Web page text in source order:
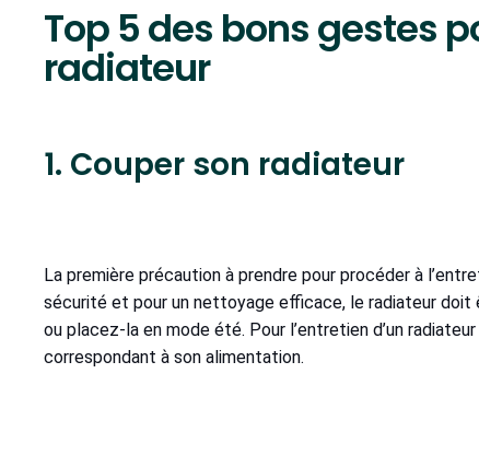
Top 5 des bons gestes
radiateur
1. Couper son radiateur
La première précaution à prendre pour procéder à
sécurité et pour un nettoyage efficace, le radiateur doit
ou placez-la en mode été. Pour l’entretien d’un
correspondant à son alimentation.